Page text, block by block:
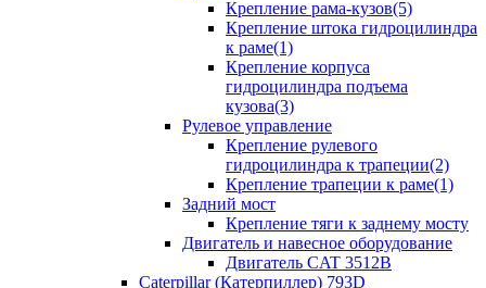
Крепление рама-кузов(5)
Крепление штока гидроцилиндра
к раме(1)
Крепление корпуса
гидроцилиндра подъема
кузова(3)
Рулевое управление
Крепление рулевого
гидроцилиндра к трапеции(2)
Крепление трапеции к раме(1)
Задний мост
Крепление тяги к заднему мосту
Двигатель и навесное оборудование
Двигатель CAT 3512B
Caterpillar (Катерпиллер) 793D